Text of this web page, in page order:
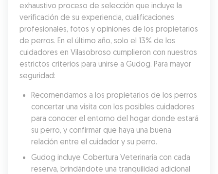
exhaustivo proceso de selección que incluye la
verificación de su experiencia, cualificaciones
profesionales, fotos y opiniones de los propietarios
de perros. En el último año, solo el 13% de los
cuidadores en Vilasobroso cumplieron con nuestros
estrictos criterios para unirse a Gudog. Para mayor
seguridad:
Recomendamos a los propietarios de los perros
concertar una visita con los posibles cuidadores
para conocer el entorno del hogar donde estará
su perro, y confirmar que haya una buena
relación entre el cuidador y su perro.
Gudog incluye Cobertura Veterinaria con cada
reserva, brindándote una tranquilidad adicional